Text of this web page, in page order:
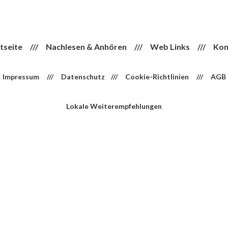
/// Nachlesen & Anhören /// Web Links ///
Impressum/// Datenschutz /// Cookie-Richtlinien /// AGB
Lokale Weiterempfehlungen